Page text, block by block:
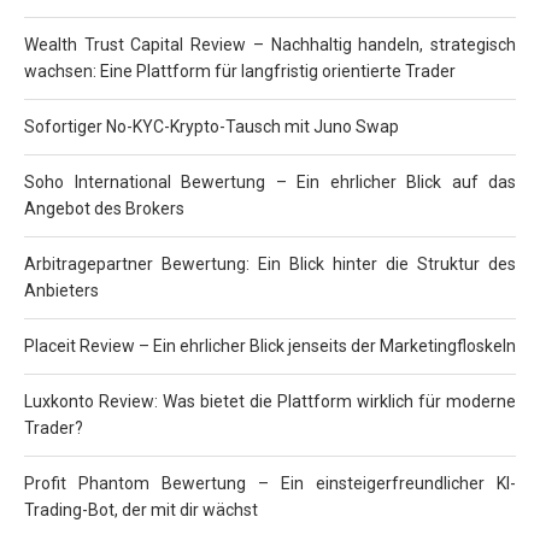
Wealth Trust Capital Review – Nachhaltig handeln, strategisch
wachsen: Eine Plattform für langfristig orientierte Trader
Sofortiger No-KYC-Krypto-Tausch mit Juno Swap
Soho International Bewertung – Ein ehrlicher Blick auf das
Angebot des Brokers
Arbitragepartner Bewertung: Ein Blick hinter die Struktur des
Anbieters
Placeit Review – Ein ehrlicher Blick jenseits der Marketingfloskeln
Luxkonto Review: Was bietet die Plattform wirklich für moderne
Trader?
Profit Phantom Bewertung – Ein einsteigerfreundlicher KI-
Trading-Bot, der mit dir wächst